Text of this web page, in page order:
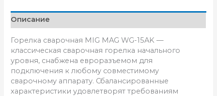
Описание
Горелка сварочная MIG MAG WG-15AK —
классическая сварочная горелка начального
уровня, снабжена евроразъемом для
подключения к любому совместимому
сварочному аппарату. Сбалансированные
характеристики удовлетворят требованиям